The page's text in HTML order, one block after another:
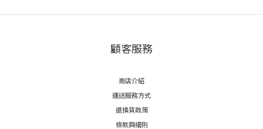
顧客服務
商店介紹
運送服務方式
退換貨政策
條款與細則